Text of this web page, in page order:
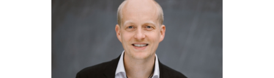
MITGLIED WERDEN!